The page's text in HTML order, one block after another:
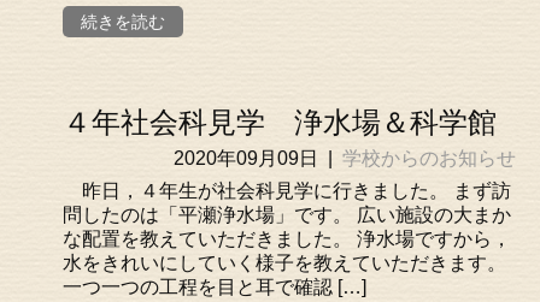
続きを読む
４年社会科見学 浄水場＆科学館
2020年09月09日
学校からのお知らせ
昨日，４年生が社会科見学に行きました。 まず訪
問したのは「平瀬浄水場」です。 広い施設の大まか
な配置を教えていただきました。 浄水場ですから，
水をきれいにしていく様子を教えていただきます。
一つ一つの工程を目と耳で確認 […]